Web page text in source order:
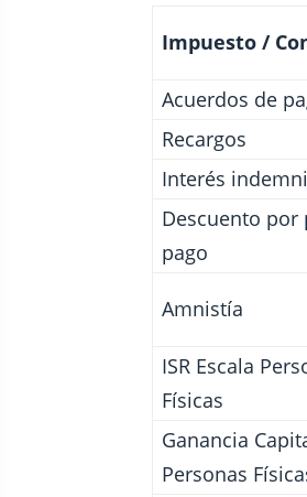
Impuesto /
Acuerdos de
Recargos
Interés
Descuento por
pago
Amnistía
ISR Escala
Físicas
Ganancia
Personas